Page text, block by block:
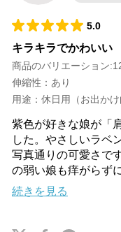
5.0
キラキラでかわいい
商品のバリエーション:
伸縮性 ： あり
用途 ： 休日用（お出かけ
紫色が好きな娘が「
した。やさしいラベ
写真通りの可愛さで
の弱い娘も痒がらず
続きを見る